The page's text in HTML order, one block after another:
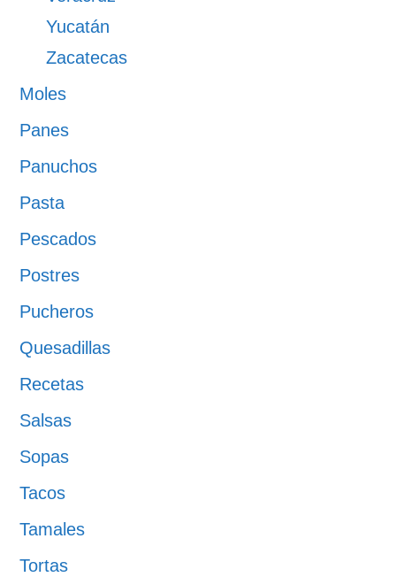
Yucatán
Zacatecas
Moles
Panes
Panuchos
Pasta
Pescados
Postres
Pucheros
Quesadillas
Recetas
Salsas
Sopas
Tacos
Tamales
Tortas